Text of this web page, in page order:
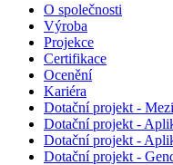
O společnosti
Výroba
Projekce
Certifikace
Ocenění
Kariéra
Dotační projekt -
Dotační projekt -
Dotační projekt -
Dotační projekt -